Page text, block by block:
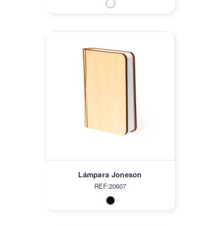
Lámpara Joneson
REF:20607